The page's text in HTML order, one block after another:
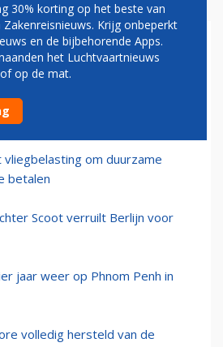
komende winter tussenstop
om duurzame
betalen
Scoot verruilt Berlijn voor
jaar weer op Phnom Penh in
volledig hersteld van de
30% korting op het beste van
Krijg onbeperkt
en de bijbehorende Apps.
het Luchtvaartnieuws
op de mat.